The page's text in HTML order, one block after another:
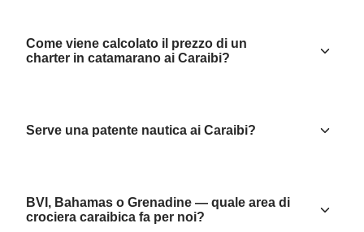
Come viene calcolato il prezzo di un
charter in catamarano ai Caraibi?
Serve una patente nautica ai Caraibi?
BVI, Bahamas o Grenadine — quale area di
crociera caraibica fa per noi?